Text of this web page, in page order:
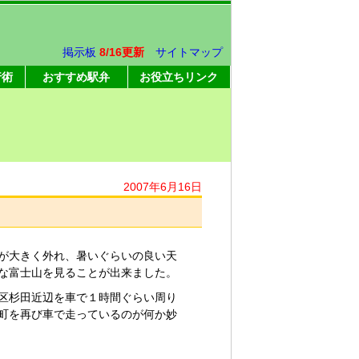
掲示板 8/16更新
サイトマップ
おすすめ駅弁 お役立ちリンク
2007年6月16日
大きく外れ、暑いぐらいの良い天
士山を見ることが出来ました。
杉田近辺を車で１時間ぐらい周り
を再び車で走っているのが何か妙